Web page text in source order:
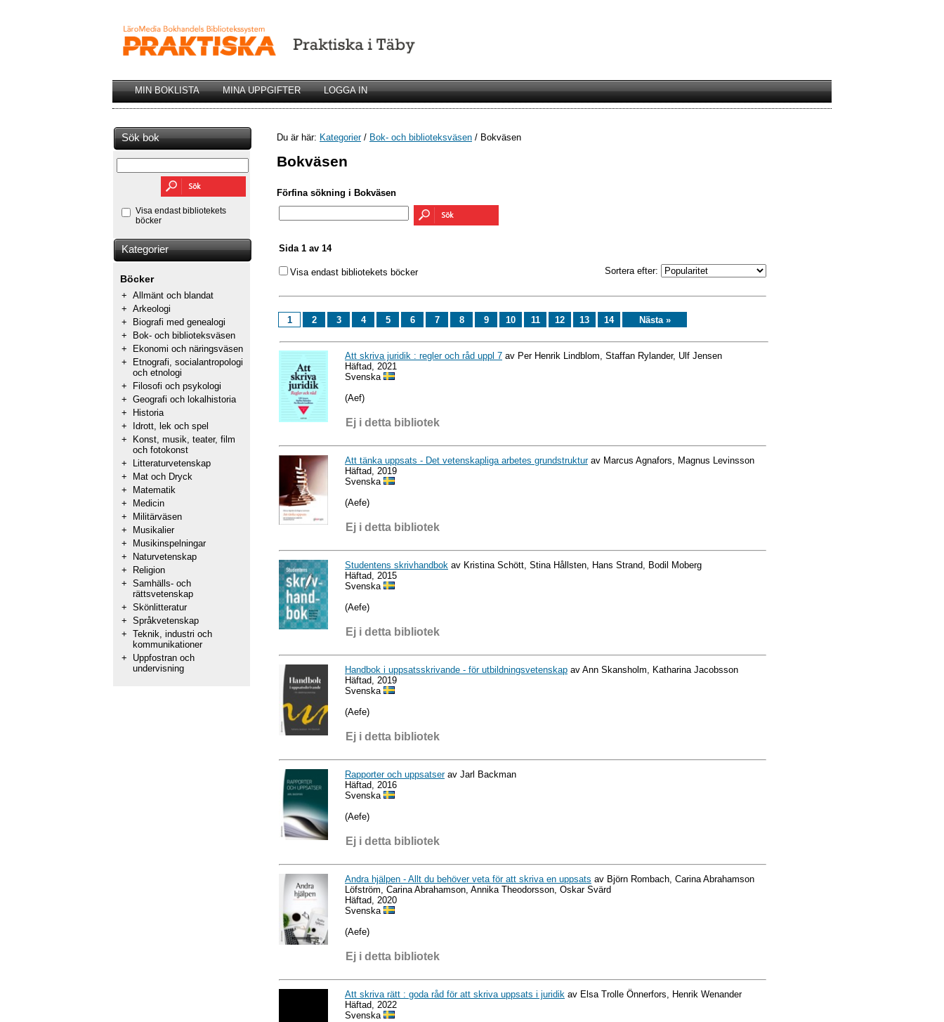
MIN BOKLISTA MINA UPPGIFTER LOGGA IN
Sök bok
Visa endast bibliotekets
böcker
Kategorier
Böcker
+ Allmänt och blandat
+ Arkeologi
+
Biografi med genealogi
+
Bok- och biblioteksväsen
+
Ekonomi och näringsväsen
+
Etnografi, socialantropologi
och etnologi
+
Filosofi och psykologi
+ Geografi och lokalhistoria
+
Historia
+
Idrott, lek och spel
+
Konst, musik, teater, film
och fotokonst
+
Litteraturvetenskap
+
Mat och Dryck
+
Matematik
+
Medicin
+
Militärväsen
+
Musikalier
+
Musikinspelningar
+
Naturvetenskap
+
Religion
+ Samhälls- och
rättsvetenskap
+ Skönlitteratur
+ Språkvetenskap
+ Teknik, industri och
kommunikationer
+
Uppfostran och
undervisning
Du är här: Kategorier/ Bok- och biblioteksväsen / Bokväsen
Bokväsen
Förfina sökning i Bokväsen
Sida 1 av 14
Visa endast bibliotekets böcker Sortera efter:
1 2 3 4 5 6 7 8 9 10 11 12 13 14 Nästa »
Att skriva juridik : regler och råd uppl 7 av Per Henrik Lindblom, Staffan Rylander, Ulf Jensen
Häftad, 2021
Svenska
(Aef)
Ej i detta bibliotek
Att tänka uppsats - Det vetenskapliga arbetes grundstrukturav Marcus Agnafors, Magnus Levinsson
Häftad, 2019
Svenska
(Aefe)
Ej i detta bibliotek
Studentens skrivhandbok av Kristina Schött, Stina Hållsten, Hans Strand, Bodil Moberg
Häftad, 2015
Svenska
(Aefe)
Ej i detta bibliotek
Handbok i uppsatsskrivande - för utbildningsvetenskap av Ann Skansholm, Katharina Jacobsson
Häftad, 2019
Svenska
(Aefe)
Ej i detta bibliotek
Rapporter och uppsatserav Jarl Backman
Häftad, 2016
Svenska
(Aefe)
Ej i detta bibliotek
Andra hjälpen - Allt du behöver veta för att skriva en uppsats av Björn Rombach, Carina Abrahamson
Löfström, Carina Abrahamson, Annika Theodorsson, Oskar Svärd
Häftad, 2020
Svenska
(Aefe)
Ej i detta bibliotek
Att skriva rätt : goda råd för att skriva uppsats i juridik av Elsa Trolle Önnerfors, Henrik Wenander
Häftad, 2022
Svenska